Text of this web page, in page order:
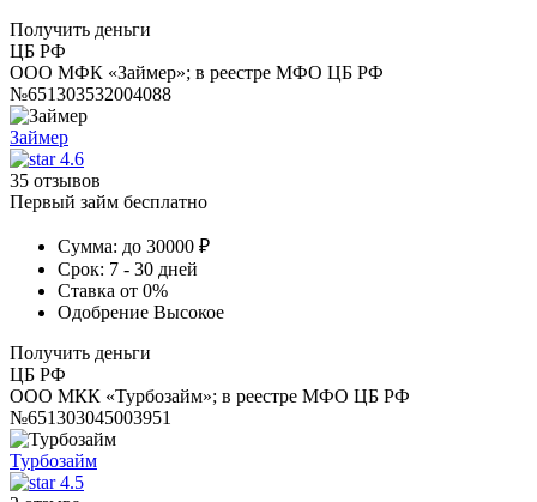
Получить деньги
ЦБ РФ
ООО МФК «Займер»; в реестре МФО ЦБ РФ
№651303532004088
Займер
4.6
35 отзывов
Первый займ бесплатно
Сумма: до 30000 ₽
Срок: 7 - 30 дней
Ставка от 0%
Одобрение Высокое
Получить деньги
ЦБ РФ
ООО МКК «Турбозайм»; в реестре МФО ЦБ РФ
№651303045003951
Турбозайм
4.5